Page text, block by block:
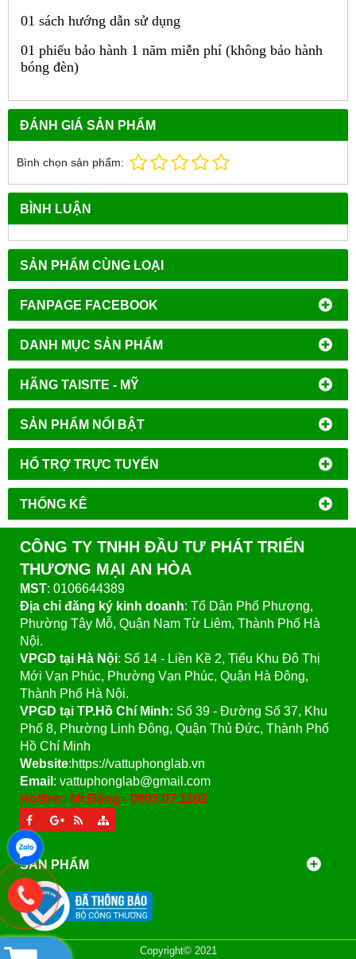
FANPAGE FACEBOOK
DANH MỤC SẢN PHẨM
HÃNG TAISITE - MỸ
SẢN PHẨM NỔI BẬT
HỔ TRỢ TRỰC TUYẾN
THỐNG KÊ
01 sách hướng dẫn sử dụng
01 phiếu bảo hành 1 năm miễn phí (không bảo hành
bóng đèn)
ĐÁNH GIÁ SẢN PHẨM
Bình chọn sản phẩm:
BÌNH LUẬN
SẢN PHẨM CÙNG LOẠI
CÔNG TY TNHH ĐẦU TƯ PHÁT TRIỂN
THƯƠNG MẠI AN HÒA
MST: 0106644389
Địa chỉ đăng ký kinh doanh: Tổ Dân Phố Phượng,
Phường Tây Mỗ, Quận Nam Từ Liêm, Thành Phố Hà
Nội.
VPGD tại Hà Nội: Số 14 - Liền Kề 2, Tiểu Khu Đô Thị
Mới Vạn Phúc, Phường Vạn Phúc, Quận Hà Đông,
Thành Phố Hà Nội.
VPGD tại TP.Hồ Chí Minh: Số 39 - Đường Số 37, Khu
Phố 8, Phường Linh Đông, Quận Thủ Đức, Thành Phố
Hồ Chí Minh
Website:https://vattuphonglab.vn
Email : vattuphonglab@gmail.com
Hotline: Mr.Đăng - 0903.07.1102
SẢN PHẨM
Copyright© 2021